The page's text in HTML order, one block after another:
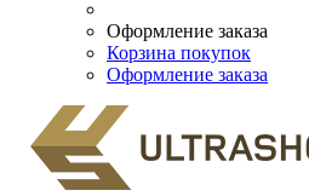
Оформление заказа
Корзина покупок
Оформление заказа